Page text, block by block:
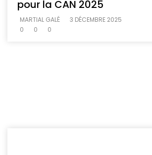
pour la CAN 2025
MARTIAL GALÉ
3 DÉCEMBRE 2025
0
0 0